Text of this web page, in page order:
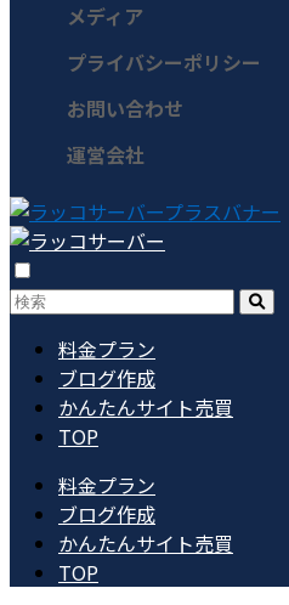
メディア
プライバシーポリシー
お問い合わせ
運営会社
料金プラン
ブログ作成
かんたんサイト売買
TOP
料金プラン
ブログ作成
かんたんサイト売買
TOP